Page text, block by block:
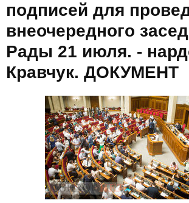
подписей для
внеочередного
Рады 21 июля. -
Кравчук. ДОКУМЕНТ